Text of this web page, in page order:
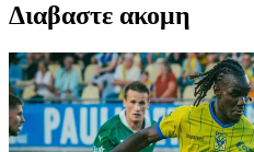
Διαβαστε ακομη